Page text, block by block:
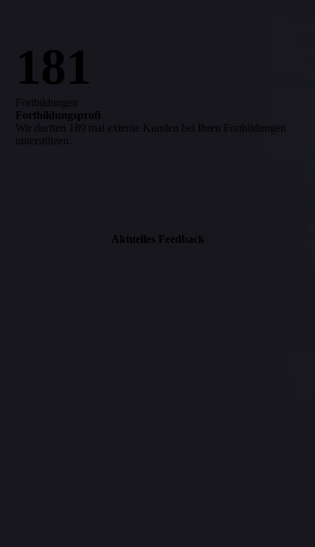
181
Fortbildungen
Fortbildungsprofi
Wir durften 189 mal externe Kunden bei Ihren Fortbildungen
unterstützen.
Aktuelles Feedback